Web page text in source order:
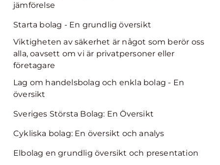
jämförelse
Starta bolag - En grundlig översikt
Viktigheten av säkerhet är något som berör oss
alla, oavsett om vi är privatpersoner eller
företagare
Lag om handelsbolag och enkla bolag - En
översikt
Sveriges Största Bolag: En Översikt
Cykliska bolag: En översikt och analys
Elbolag en grundlig översikt och presentation